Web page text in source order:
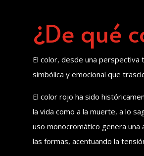
¿De qué
El color, desde una perspectiva
simbólica y emocional que
El color rojo ha sido
la vida como a la muerte, a lo
uso monocromático genera
las formas, acentuando la